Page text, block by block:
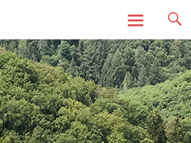
Zum
Inhalt
springen